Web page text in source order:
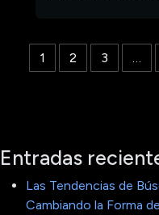
1 2 3 …
Entradas
Las Tendencias de
Cambiando la Forma